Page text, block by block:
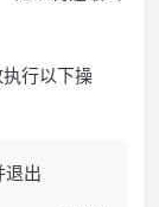
行以下操
退出